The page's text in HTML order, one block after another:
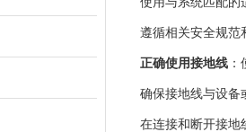
遵循相关安全规范
正确使用接地线
确保接地线与设备
在连接和断开接地